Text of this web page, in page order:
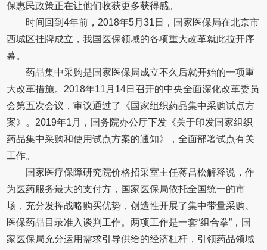
保惠民政策正在让他们收获更多获得感。
时间回到4年前，2018年5月31日，国家医保局在北京市
西城区挂牌成立，我国医保领域的各项重大改革就此拉开序
幕。
药品集中采购是国家医保局成立不久后就开始的一项重
大改革措施。2018年11月14日召开的中央全面深化改革委员
会第五次会议，审议通过了《国家组织药品集中采购试点方
案》。2019年1月，国务院办公厅下发《关于印发国家组织
药品集中采购和使用试点方案的通知》，全面部署试点有关
工作。
国家医疗保障研究院价格招采室主任蒋昌松解释说，作
为医药服务最大的支付方，国家医保局依托全国统一的市
场，充分发挥战略购买优势，创造性开展了集中带量采购、
医保药品目录准入谈判工作。两项工作是一套“组合拳”，国
家医保局充分运用需求引导供给的经济杠杆，引领药品领域